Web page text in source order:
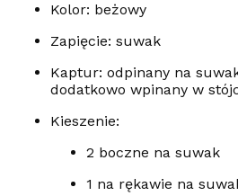
Kolor: beżowy
Zapięcie: suwak
Kaptur: odpinany na
dodatkowo wpinany w
Kieszenie:
2 boczne na suwak
1 na rękawie na